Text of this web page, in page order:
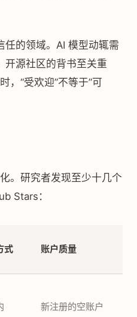
任的领域。AI 模型动辄需
开源社区的背书至关重
，“受欢迎”不等于”可
。研究者发现至少十几个
Stars：
式 账户质量
新注册的空账户